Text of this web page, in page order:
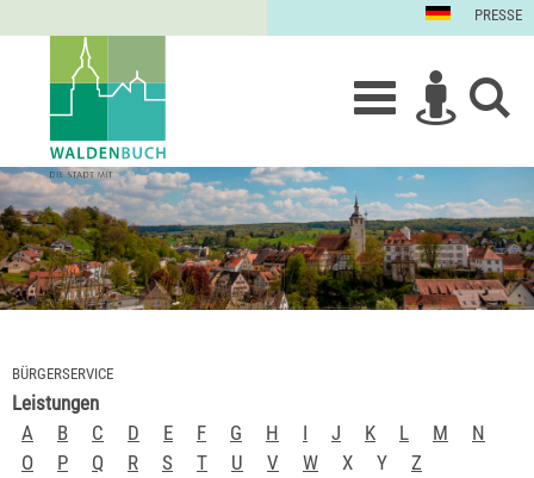
PRESSE
BÜRGERSERVICE
Leistungen
A
B C D E F G H I J K L M
N
O
P Q R S T U V W X Y Z